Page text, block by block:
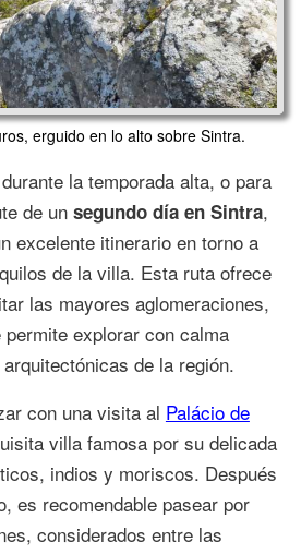
erguido en lo alto sobre Sintra.
la temporada alta, o para
de un segundo día en Sintra,
excelente itinerario en torno a
de la villa. Esta ruta ofrece
las mayores aglomeraciones,
explorar con calma
de la región.
con una visita al Palácio de
villa famosa por su delicada
indios y moriscos. Después
es recomendable pasear por
considerados entre las